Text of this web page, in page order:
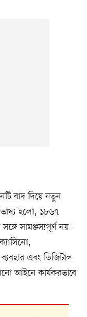
বাদ দিয়ে নতুন
হলো, ১৮৬৭
সামঞ্জস্যপূর্ণ নয়।
ব্যবহার এবং ডিজিটাল
আইনে কার্যকরভাবে